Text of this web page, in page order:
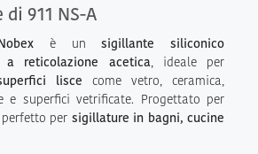
911 NS-A
è unsigillante siliconico
a reticolazione acetica, ideale per
lisce come vetro, ceramica,
e superfici vetrificate. Progettato per
per sigillature in bagni, cucine